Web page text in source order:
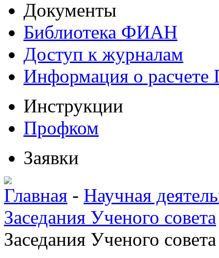
Документы
Библиотека ФИАН
Доступ к журналам
Информация о
Инструкции
Профком
Заявки
Главная - Научная
Заседания Ученого совета
Заседания Ученого